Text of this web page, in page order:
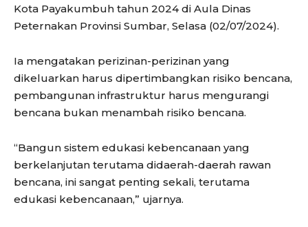
Kota Payakumbuh tahun 2024 di Aula Dinas
Peternakan Provinsi Sumbar, Selasa (02/07/2024).
Ia mengatakan perizinan-perizinan yang
dikeluarkan harus dipertimbangkan risiko bencana,
pembangunan infrastruktur harus mengurangi
bencana bukan menambah risiko bencana.
“Bangun sistem edukasi kebencanaan yang
berkelanjutan terutama didaerah-daerah rawan
bencana, ini sangat penting sekali, terutama
edukasi kebencanaan,” ujarnya.